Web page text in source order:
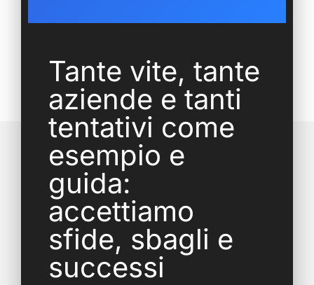
Tante vite, tante
aziende e tanti
tentativi come
esempio e
guida:
accettiamo
sfide, sbagli e
successi